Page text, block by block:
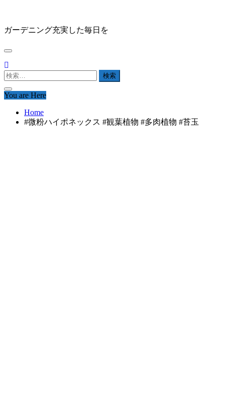
content
ガーデニング充実した毎日を
検
You are Here
Home
#微粉ハイポネックス #観葉植物 #多肉植物 #苔玉